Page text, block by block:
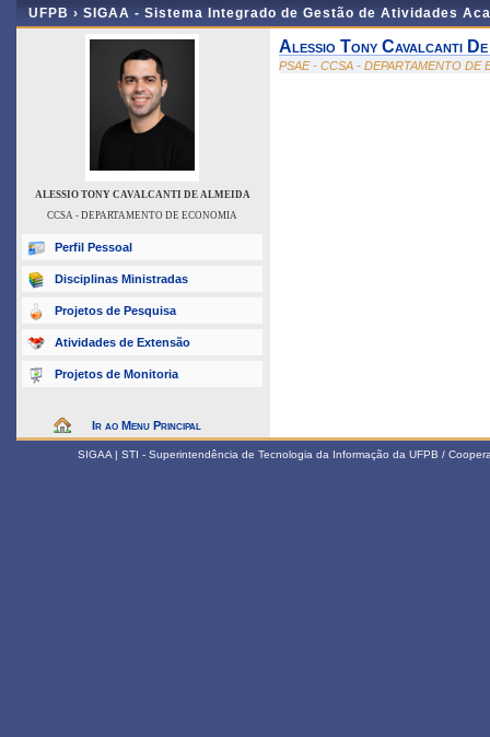
UFPB › SIGAA - Sistema Integrado de Gestão de Atividades
ALESSIO TONY CAVALCANTI DE ALMEIDA
CCSA - DEPARTAMENTO DE ECONOMIA
Perfil Pessoal
Disciplinas Ministradas
Projetos de Pesquisa
Atividades de Extensão
Projetos de Monitoria
Ir ao Menu Principal
Alessio Tony Cavalcanti De
PSAE - CCSA - DEPARTAMENTO DE
SIGAA | STI - Superintendência de Tecnologia da Informação da UFPB /